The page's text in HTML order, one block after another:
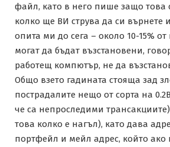
файл, като в него пише защо това
колко ще ВИ струва да си върнете
опита ми до сега – около 10-15%
могат да бъдат възстановени,
работещ компютър, не да
Общо взето гадината стояща зад
пострадалите нещо от сорта на
че са непроследими трансакциите)
това колко е нагъл), като дава
портфейл и мейл адрес, който